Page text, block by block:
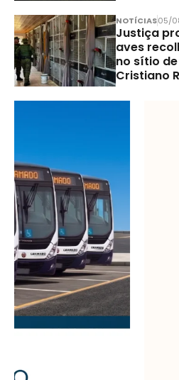
NOTÍCIAS05/
Justiça
aves
no sítio
Cristiano